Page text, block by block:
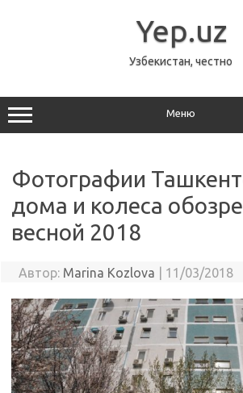
Yep.uz
Узбекистан, честно
Меню
Фотографии
дома и колеса
весной 2018
Автор: Marina Kozlova 11/03/2018